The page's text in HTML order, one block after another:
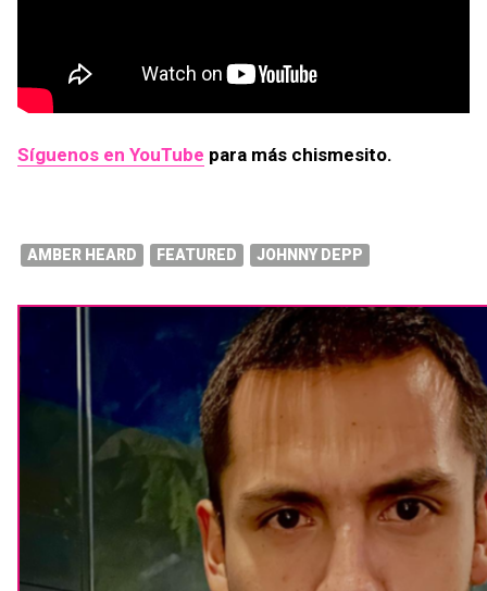
Síguenos en YouTube para más chismesito.
AMBER HEARD FEATURED JOHNNY DEPP